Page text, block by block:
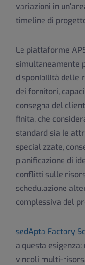
variazioni in
timeline di
Le piattaforme
simultaneamente
disponibilità delle
dei fornitori,
consegna del
finita, che
standard sia le
specializzate,
pianificazione di
conflitti sulle
schedulazione
complessiva del
sedApta Factory
a questa
vincoli multi-